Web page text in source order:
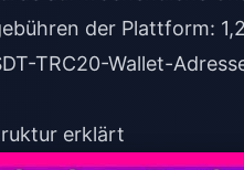
der Plattform:
TRC20-Wallet-
erklärt